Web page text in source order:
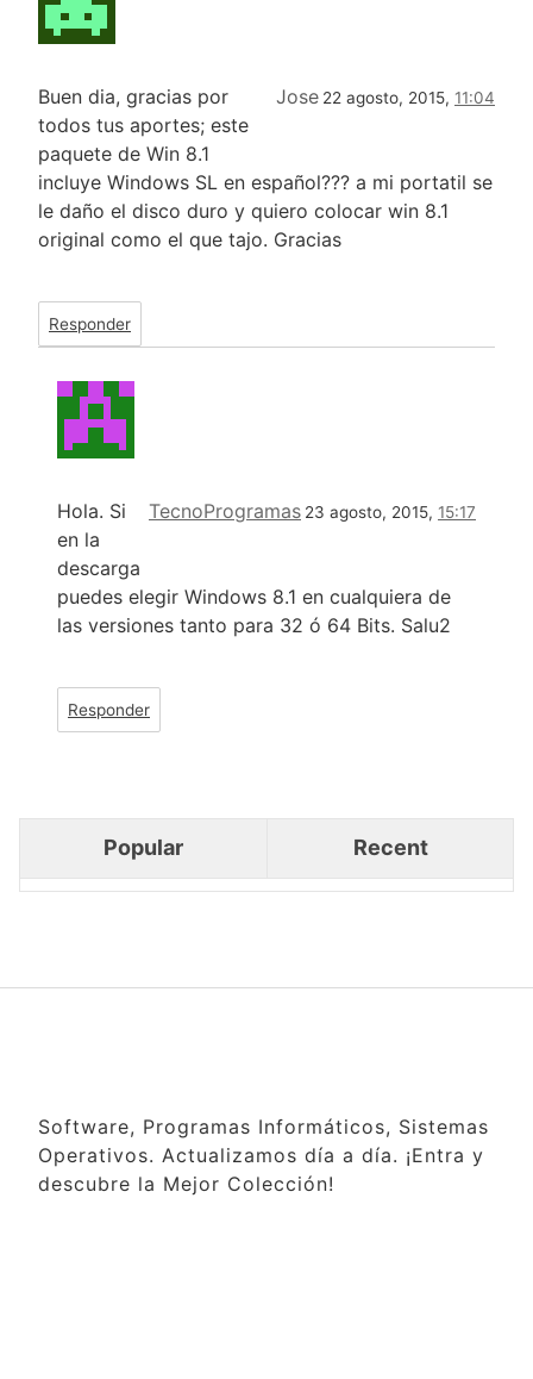
Jose 22 agosto, 2015, 11:04
Buen dia, gracias por
todos tus aportes; este
paquete de Win 8.1
incluye Windows SL en español??? a mi portatil se
le daño el disco duro y quiero colocar win 8.1
original como el que tajo. Gracias
Responder
TecnoProgramas 23 agosto, 2015, 15:17
Hola. Si
en la
descarga
puedes elegir Windows 8.1 en cualquiera de
las versiones tanto para 32 ó 64 Bits. Salu2
Responder
Popular Recent
Software, Programas Informáticos, Sistemas
Operativos. Actualizamos día a día. ¡Entra y
descubre la Mejor Colección!